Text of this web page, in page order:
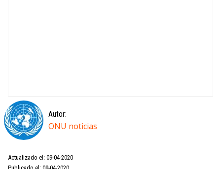
Autor:
ONU noticias
Actualizado el: 09-04-2020